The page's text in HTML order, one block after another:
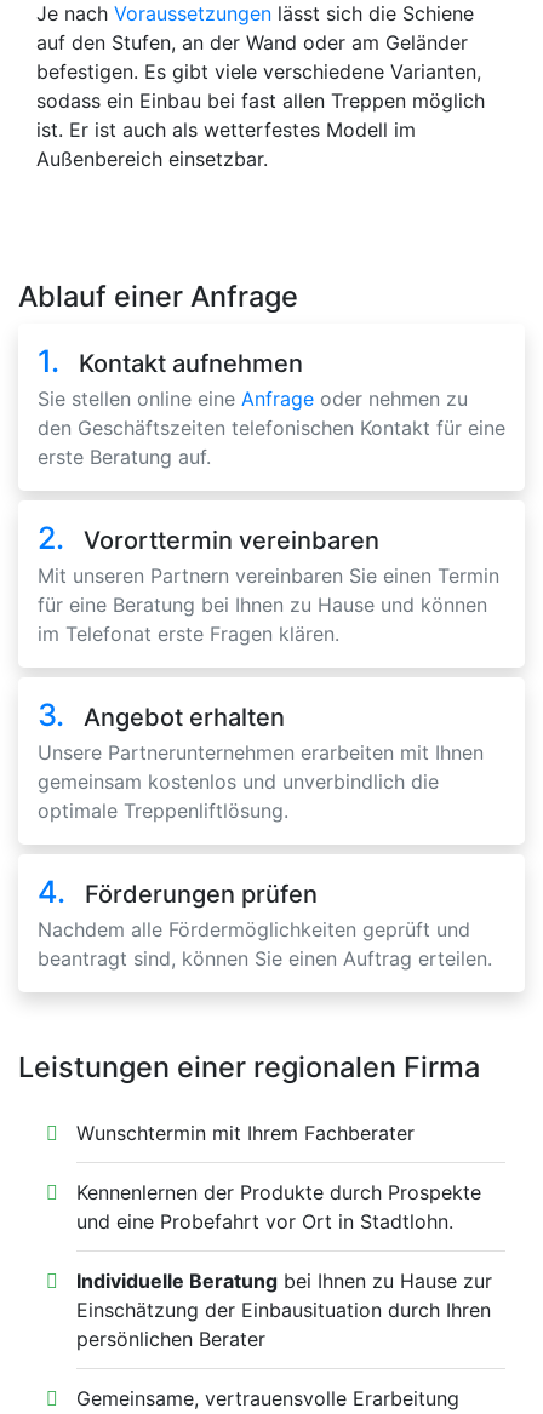
Je nach Voraussetzungen lässt sich die Schiene
auf den Stufen, an der Wand oder am Geländer
befestigen. Es gibt viele verschiedene Varianten,
sodass ein Einbau bei fast allen Treppen möglich
ist. Er ist auch als wetterfestes Modell im
Außenbereich einsetzbar.
Ablauf einer Anfrage
1. Kontakt aufnehmen
Sie stellen online eine Anfrage oder nehmen zu
den Geschäftszeiten telefonischen Kontakt für eine
erste Beratung auf.
2. Vororttermin vereinbaren
Mit unseren Partnern vereinbaren Sie einen Termin
für eine Beratung bei Ihnen zu Hause und können
im Telefonat erste Fragen klären.
3. Angebot erhalten
Unsere Partnerunternehmen erarbeiten mit Ihnen
gemeinsam kostenlos und unverbindlich die
optimale Treppenliftlösung.
4. Förderungen prüfen
Nachdem alle Fördermöglichkeiten geprüft und
beantragt sind, können Sie einen Auftrag erteilen.
Leistungen einer regionalen Firma
Wunschtermin mit Ihrem Fachberater
Kennenlernen der Produkte durch Prospekte
und eine Probefahrt vor Ort in Stadtlohn.
Individuelle Beratung bei Ihnen zu Hause zur
Einschätzung der Einbausituation durch Ihren
persönlichen Berater
Gemeinsame, vertrauensvolle Erarbeitung